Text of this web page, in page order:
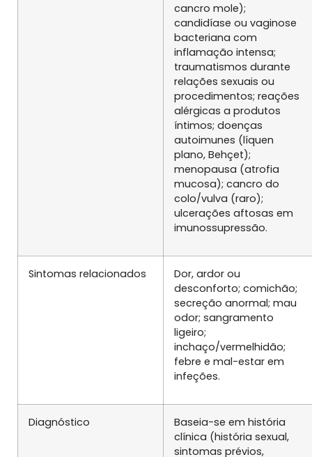
cancro mole);
candidíase ou vaginose
bacteriana com
inflamação intensa;
traumatismos durante
relações sexuais ou
procedimentos; reações
alérgicas a produtos
íntimos; doenças
autoimunes (líquen
plano, Behçet);
menopausa (atrofia
mucosa); cancro do
colo/vulva (raro);
ulcerações aftosas em
imunossupressão.
Sintomas relacionados
Dor, ardor ou
desconforto; comichão;
secreção anormal; mau
odor; sangramento
ligeiro;
inchaço/vermelhidão;
febre e mal-estar em
infeções.
Diagnóstico
Baseia-se em história
clínica (história sexual,
sintomas prévios,